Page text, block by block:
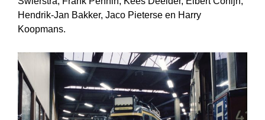
Hendrik-Jan Bakker, Jaco Pieterse en Harry
Koopmans.